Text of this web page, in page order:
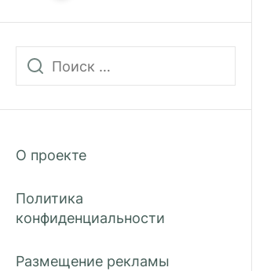
О проекте
Политика
конфиденциальности
Размещение рекламы